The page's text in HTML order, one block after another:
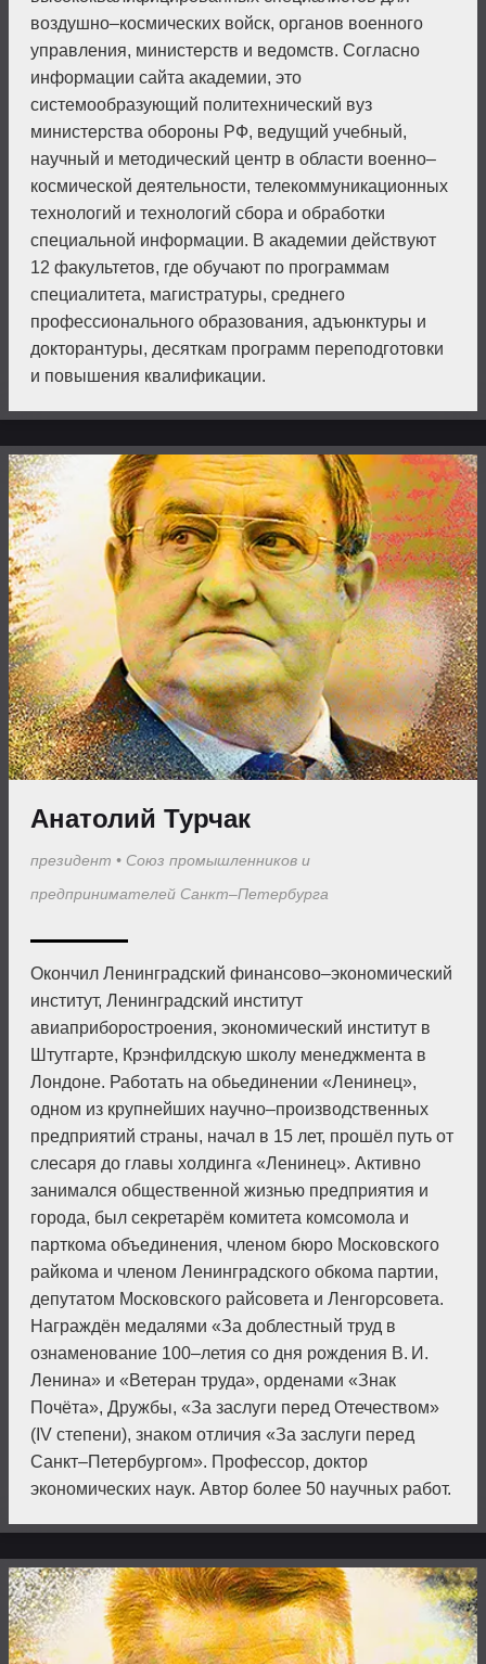
воздушно–космических войск, органов военного
управления, министерств и ведомств. Согласно
информации сайта академии, это
системообразующий политехнический вуз
министерства обороны РФ, ведущий учебный,
научный и методический центр в области военно–
космической деятельности, телекоммуникационных
технологий и технологий сбора и обработки
специальной информации. В академии действуют
12 факультетов, где обучают по программам
специалитета, магистратуры, среднего
профессионального образования, адъюнктуры и
докторантуры, десяткам программ переподготовки
и повышения квалификации.
Анатолий Турчак
президент • Союз промышленников и
предпринимателей Санкт–Петербурга
Окончил Ленинградский финансово–экономический
институт, Ленинградский институт
авиаприборостроения, экономический институт в
Штутгарте, Крэнфилдскую школу менеджмента в
Лондоне. Работать на обьединении «Ленинец»,
одном из крупнейших научно–производственных
предприятий страны, начал в 15 лет, прошёл путь от
слесаря до главы холдинга «Ленинец». Активно
занимался общественной жизнью предприятия и
города, был секретарём комитета комсомола и
парткома объединения, членом бюро Московского
райкома и членом Ленинградского обкома партии,
депутатом Московского райсовета и Ленгорсовета.
Награждён медалями «За доблестный труд в
ознаменование 100–летия со дня рождения В. И.
Ленина» и «Ветеран труда», орденами «Знак
Почёта», Дружбы, «За заслуги перед Отечеством»
(IV степени), знаком отличия «За заслуги перед
Санкт–Петербургом». Профессор, доктор
экономических наук. Автор более 50 научных работ.